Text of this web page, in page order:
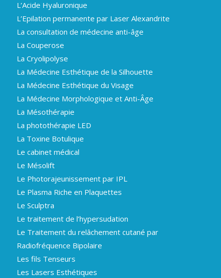
L’Acide Hyaluronique
L’Epilation permanente par Laser Alexandrite
La consultation de médecine anti-âge
La Couperose
La Cryolipolyse
La Médecine Esthétique de la Silhouette
La Médecine Esthétique du Visage
La Médecine Morphologique et Anti-Âge
La Mésothérapie
La photothérapie LED
La Toxine Botulique
Le cabinet médical
Le Mésolift
Le Photorajeunissement par IPL
Le Plasma Riche en Plaquettes
Le Sculptra
Le traitement de l’hypersudation
Le Traitement du relâchement cutané par
Radiofréquence Bipolaire
Les fils Tenseurs
Les Lasers Esthétiques